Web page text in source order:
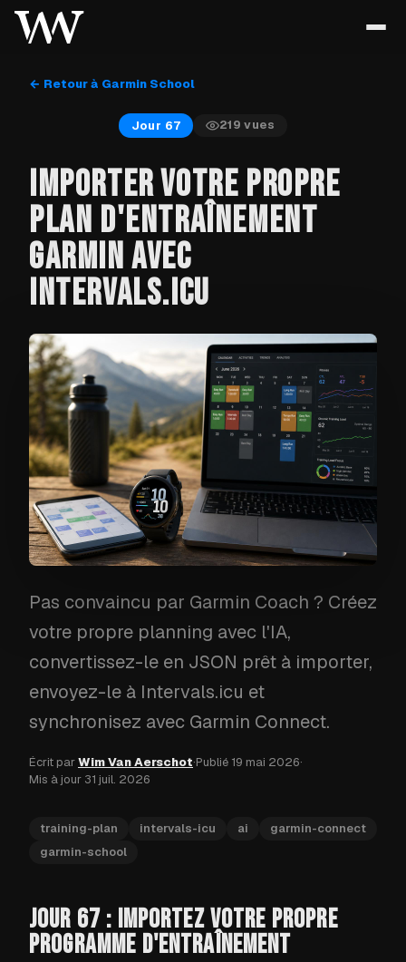
← Retour à Garmin School
Jour 67 219 vues
IMPORTER VOTRE PROPRE
PLAN D'ENTRAÎNEMENT
GARMIN AVEC
INTERVALS.ICU
Pas convaincu par Garmin Coach ? Créez
votre propre planning avec l'IA,
convertissez-le en JSON prêt à importer,
envoyez-le à Intervals.icu et
synchronisez avec Garmin Connect.
Écrit parWim Van Aerschot·Publié 19 mai 2026·
Mis à jour 31 juil. 2026
training-plan intervals-icu ai
garmin-connect
garmin-school
JOUR 67 : IMPORTEZ VOTRE PROPRE
PROGRAMME D'ENTRAÎNEMENT